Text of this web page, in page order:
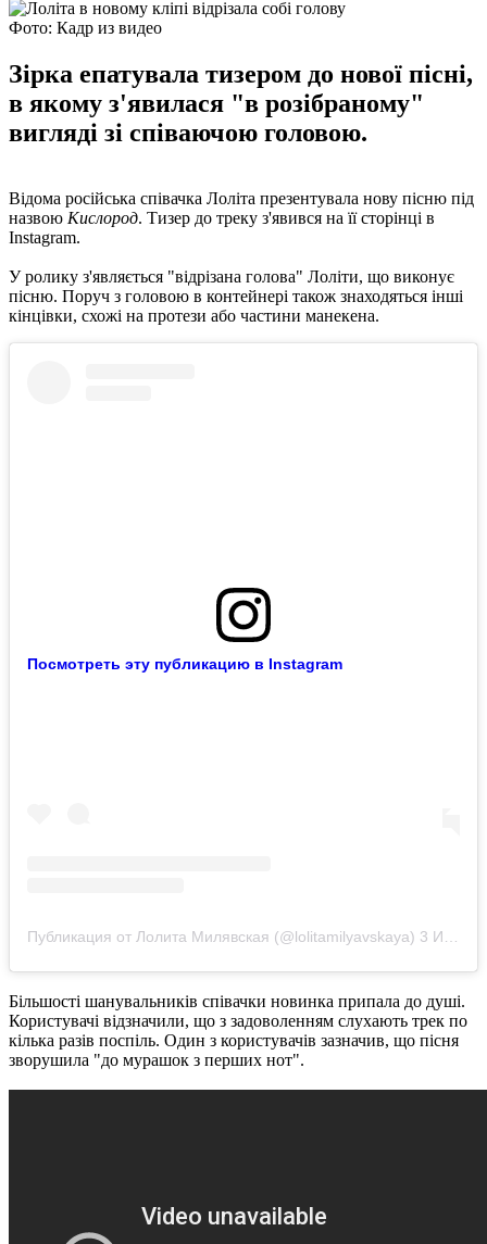
Фото: Кадр из видео
Зірка епатувала тизером до нової пісні,
в якому з'явилася "в розібраному"
вигляді зі співаючою головою.
Відома російська співачка Лоліта презентувала нову пісню під
назвою Кислород. Тизер до треку з'явився на її сторінці в
Instagram.
У ролику з'являється "відрізана голова" Лоліти, що виконує
пісню. Поруч з головою в контейнері також знаходяться інші
кінцівки, схожі на протези або частини манекена.
Посмотреть эту публикацию в Instagram
Публикация от Лолита Милявская (@lolitamilyavskaya) 3 Июн 2020 в 1:00 PDT
Більшості шанувальників співачки новинка припала до душі.
Користувачі відзначили, що з задоволенням слухають трек по
кілька разів поспіль. Один з користувачів зазначив, що пісня
зворушила "до мурашок з перших нот".